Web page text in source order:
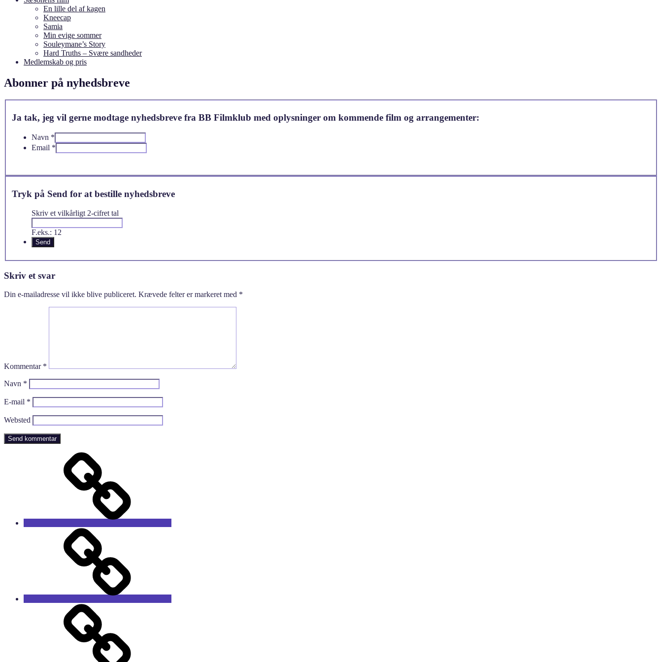
En lille del af kagen
Kneecap
Samia
Min evige sommer
Souleymane’s Story
Hard Truths – Svære sandheder
Medlemskab og pris
Abonner på nyhedsbreve
Ja tak, jeg vil gerne modtage nyhedsbreve fra BB Filmklub med oplysninger om kommende film og arrangementer:
Navn *
Email *
Tryk på Send for at bestille nyhedsbreve
Skriv et vilkårligt 2-cifret tal
F.eks.: 12
Skriv et svar
Din e-mailadresse vil ikke blive publiceret. Krævede felter er markeret med *
Kommentar *
Navn *
E-mail *
Websted